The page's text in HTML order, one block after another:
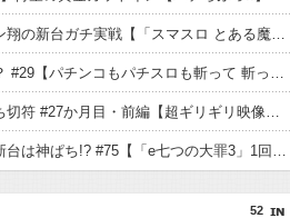
ジャスティン翔の新台ガチ実戦【「スマスロ とある魔術の禁書目録2」初打ちでぶっ壊した結果】
美男ですか？ #29【パチンコもパチスロも斬って 斬って 斬りまくれ!!】
青春自由ぱち切符 #27か月目・前編【超ギリギリ映像にチャンネル存続の危機!? ご視聴はお早めに。】
神谷玲子の新台は神ぱち!? #75【「e七つの大罪3」1回転で大当たり＝速さが段違い！渾身のRUSHに神谷が挑む！！】
52